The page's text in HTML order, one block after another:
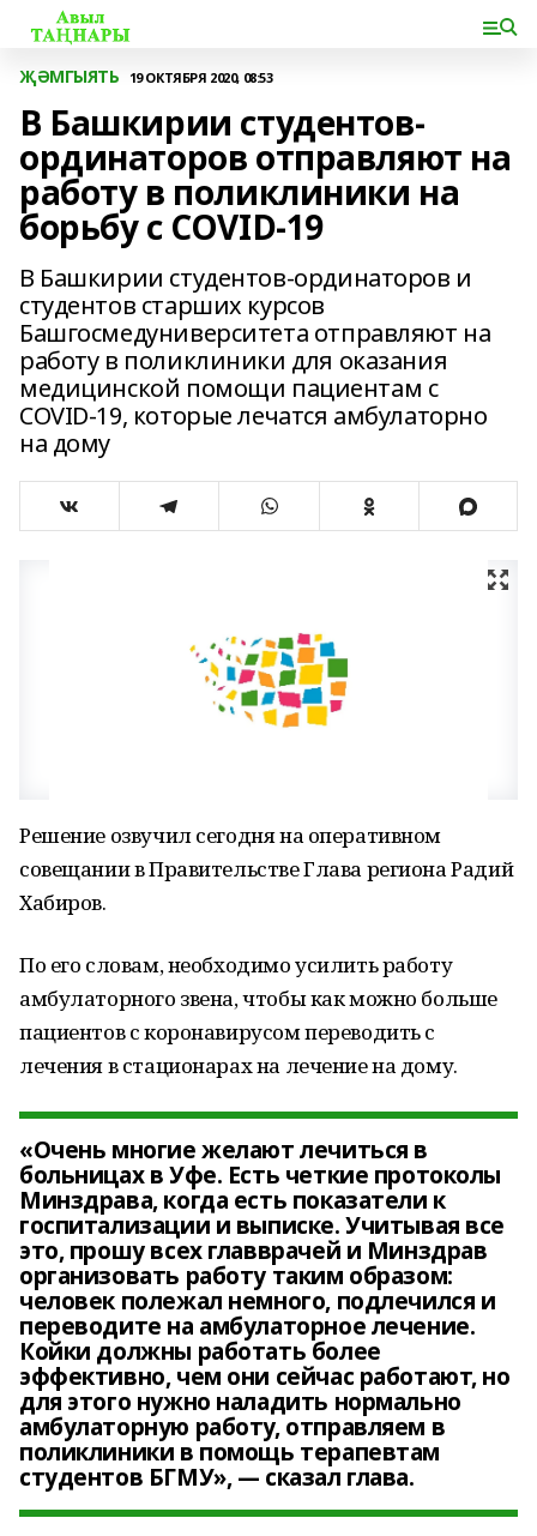
ҖӘМГЫЯТЬ 19 ОКТЯБРЯ 2020, 08:53
В Башкирии студентов-
ординаторов отправляют на
работу в поликлиники на
борьбу с COVID-19
В Башкирии студентов-ординаторов и
студентов старших курсов
Башгосмедуниверситета отправляют на
работу в поликлиники для оказания
медицинской помощи пациентам с
COVID-19, которые лечатся амбулаторно
на дому
Решение озвучил сегодня на оперативном
совещании в Правительстве Глава региона Радий
Хабиров.
По его словам, необходимо усилить работу
амбулаторного звена, чтобы как можно больше
пациентов с коронавирусом переводить с
лечения в стационарах на лечение на дому.
«Очень многие желают лечиться в
больницах в Уфе. Есть четкие протоколы
Минздрава, когда есть показатели к
госпитализации и выписке. Учитывая все
это, прошу всех главврачей и Минздрав
организовать работу таким образом:
человек полежал немного, подлечился и
переводите на амбулаторное лечение.
Койки должны работать более
эффективно, чем они сейчас работают, но
для этого нужно наладить нормально
амбулаторную работу, отправляем в
поликлиники в помощь терапевтам
студентов БГМУ», — сказал глава.